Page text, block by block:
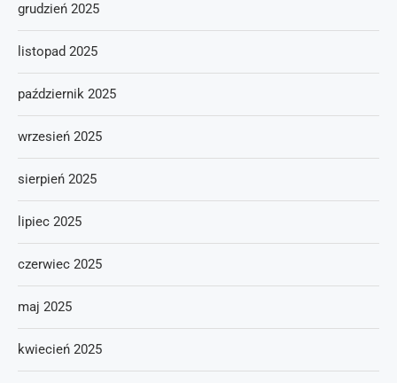
grudzień 2025
listopad 2025
październik 2025
wrzesień 2025
sierpień 2025
lipiec 2025
czerwiec 2025
maj 2025
kwiecień 2025